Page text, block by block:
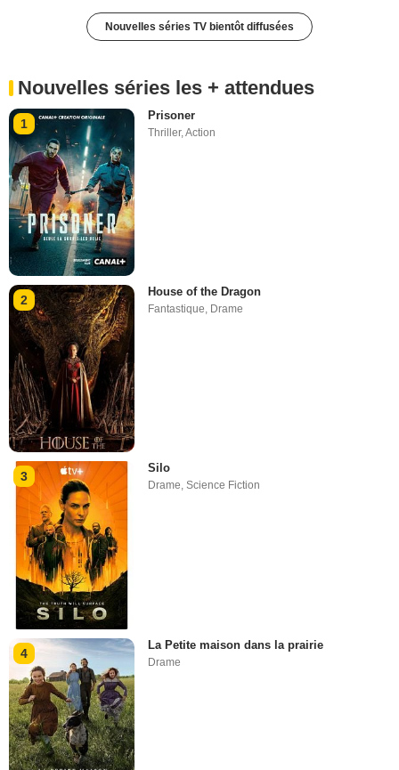
Nouvelles séries TV bientôt diffusées
Nouvelles séries les + attendues
1
Prisoner
Thriller,Action
2
House of the Dragon
Fantastique, Drame
3
Silo
Drame,Science Fiction
4
La Petite maison dans la prairie
Drame